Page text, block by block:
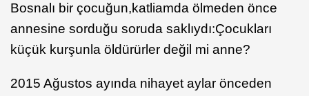
Bosnalı bir çocuğun,katliamda ölmeden önce
annesine sorduğu soruda saklıydı:Çocukları
küçük kurşunla öldürürler değil mi anne?
2015 Ağustos ayında nihayet aylar önceden